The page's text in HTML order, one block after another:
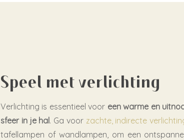
Speel met verlichting
Verlichting is essentieel voor een warme en
sfeer in je hal. Ga voor zachte, indirecte
tafellampen of wandlampen, om een